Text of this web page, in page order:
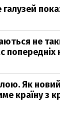
галузей
не
попередніх
Як
країну з